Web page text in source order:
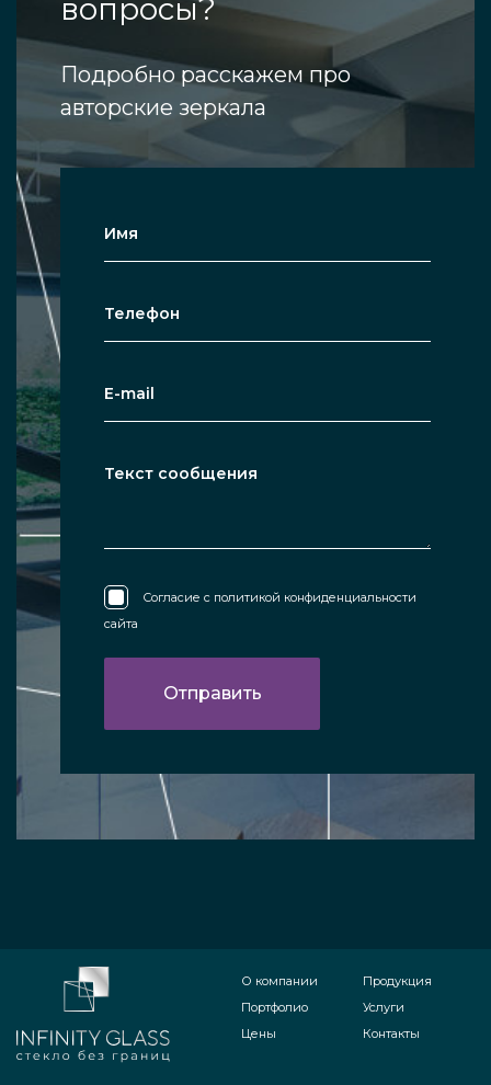
вопросы?
Подробно расскажем про
авторские зеркала
Согласие с политикой конфиденциальности
сайта
О компании
Портфолио
Цены
Продукция
Услуги
Контакты